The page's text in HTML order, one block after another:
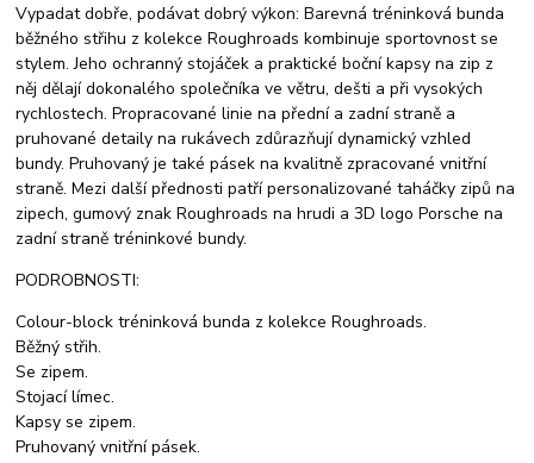
Vypadat dobře, podávat dobrý výkon: Barevná tréninková bunda
běžného střihu z kolekce Roughroads kombinuje sportovnost se
stylem. Jeho ochranný stojáček a praktické boční kapsy na zip z
něj dělají dokonalého společníka ve větru, dešti a při vysokých
rychlostech. Propracované linie na přední a zadní straně a
pruhované detaily na rukávech zdůrazňují dynamický vzhled
bundy. Pruhovaný je také pásek na kvalitně zpracované vnitřní
straně. Mezi další přednosti patří personalizované taháčky zipů na
zipech, gumový znak Roughroads na hrudi a 3D logo Porsche na
zadní straně tréninkové bundy.
PODROBNOSTI:
Colour-block tréninková bunda z kolekce Roughroads.
Běžný střih.
Se zipem.
Stojací límec.
Kapsy se zipem.
Pruhovaný vnitřní pásek.